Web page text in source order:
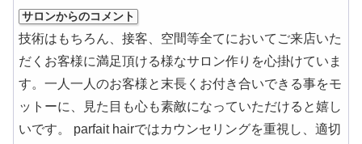
サロンからのコメント
技術はもちろん、接客、空間等全てにおいてご来店いた
だくお客様に満足頂ける様なサロン作りを心掛けていま
す。一人一人のお客様と末長くお付き合いできる事をモ
ットーに、見た目も心も素敵になっていただけると嬉し
いです。 parfait hairではカウンセリングを重視し、適切